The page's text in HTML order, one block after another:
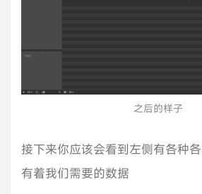
之后的样子
接下来你应该会看到左侧有各种
有着我们需要的数据